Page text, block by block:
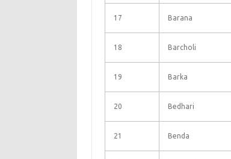
17 Barana
18 Barcholi
19 Barka
20 Bedhari
21 Benda